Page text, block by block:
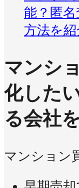
能？匿
方法を紹
マンシ
化した
る会社
マンション